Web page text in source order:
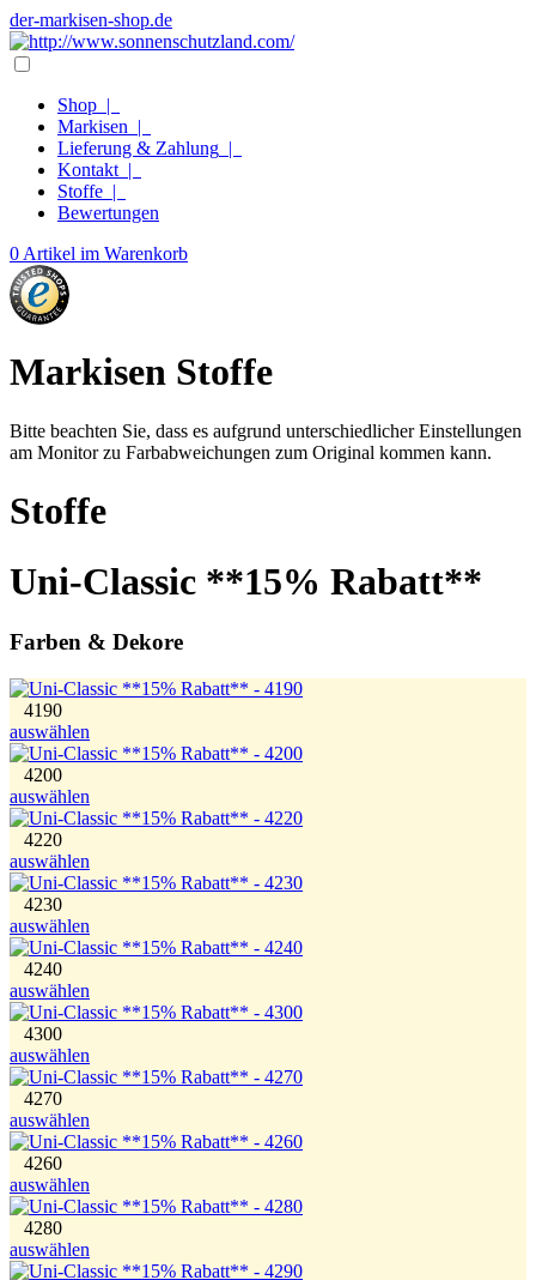
der-markisen-shop.de
Shop |
Markisen |
Lieferung & Zahlung |
Kontakt |
Stoffe |
Bewertungen
0 Artikel im Warenkorb
Markisen Stoffe
Bitte beachten Sie, dass es aufgrund unterschiedlicher Einstellungen
am Monitor zu Farbabweichungen zum Original kommen kann.
Stoffe
Uni-Classic **15% Rabatt**
Farben & Dekore
4190
auswählen
4200
auswählen
4220
auswählen
4230
auswählen
4240
auswählen
4300
auswählen
4270
auswählen
4260
auswählen
4280
auswählen